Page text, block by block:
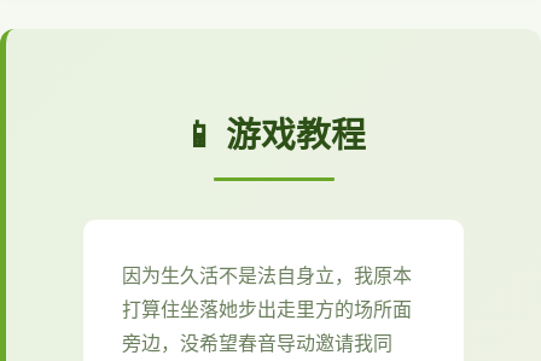
📱 游戏教程
因为生久活不是法自身立，我原本
打算住坐落她步出走里方的场所面
旁边，没希望春音导动邀请我同